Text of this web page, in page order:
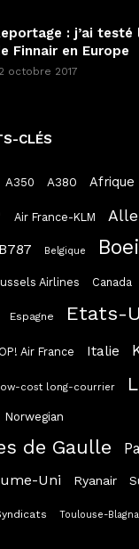
: j’ai
Finnair en Europe
octobre 2017
CLÉS
A350 A380 Afrique
Air France-KLM
B787 Belgique
Airlines Canada
Espagne Etats-
Air France Italie
cost long-courrier
Norwegian
de Gaulle
Uni Ryanair
Toulouse-